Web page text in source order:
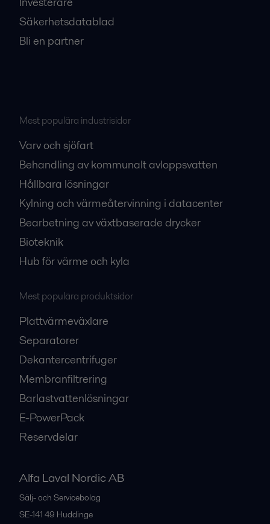
Säkerhetsdatablad
Bli en partner
Mest populära industrisidor
Varv och sjöfart
Behandling av kommunalt avloppsvatten
Hållbara lösningar
Kylning och värmeåtervinning i datacenter
Bearbetning av växtbaserade drycker
Bioteknik
Hub för värme och kyla
Mest populära produktsidor
Plattvärmeväxlare
Separatorer
Dekantercentrifuger
Membranfiltrering
Barlastvattenlösningar
E-PowerPack
Reservdelar
Alfa Laval Nordic AB
Sälj- och Servicebolag
SE-141 49 Huddinge